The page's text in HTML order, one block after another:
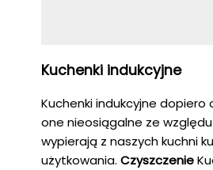
Kuchenki indukcyjne
Kuchenki indukcyjne dopiero
one nieosiągalne ze
wypierają z naszych kuchni
użytkowania. Czyszczenie